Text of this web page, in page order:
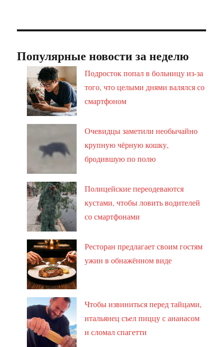
Популярные новости за неделю
Подросток попал в больницу из-за
того, что целыми днями валялся со
смартфоном
Очевидцы заметили необычайно
крупную чёрную кошку,
бродившую по полю
Полицейские переодеваются
кустами, чтобы ловить водителей
со смартфонами
Ресторан предлагает своим гостям
ужин в обнажённом виде
Чтобы извиниться перед тайцами,
итальянец съел пиццу с ананасом
и сломал спагетти